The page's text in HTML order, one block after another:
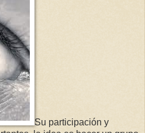
Su participación y